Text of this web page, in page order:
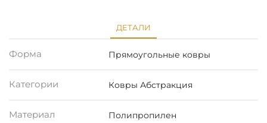
ДЕТАЛИ
Форма Прямоугольные ковры
Категории Ковры Абстракция
Материал Полипропилен